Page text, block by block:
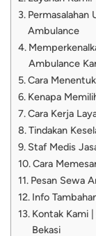
Permasalahan
Ambulance
Ambulance
Cara
Kenapa
Cara Kerja
Tindakan
Staf Medis
Cara
Pesan Sewa
Info
Kontak Kami
Bekasi